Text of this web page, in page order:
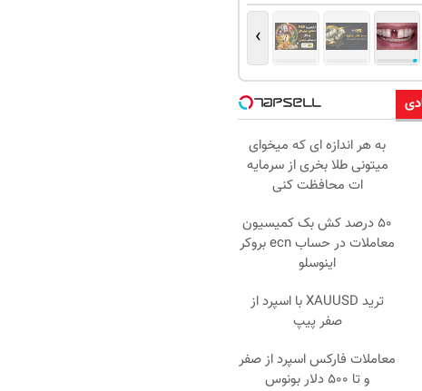
›
به هر اندازه ای که میخوای
میتونی طلا بخری از سرمایه
ات محافظت کنی
۵۰ درصد کش بک کمیسیون
معاملات در حساب ecn بروکر
اینوسلو
ترید XAUUSD با اسپرد از
صفر پیپ
معاملات فارکس اسپرد از صفر
و تا ۵۰۰ دلار بونوس